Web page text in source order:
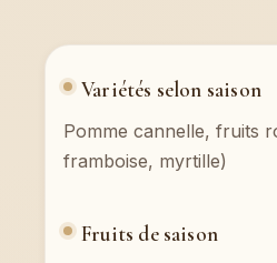
Variétés selon saison
Pomme cannelle, fruits
framboise, myrtille)
Fruits de saison